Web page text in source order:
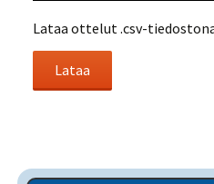
Lataa ottelut .csv-